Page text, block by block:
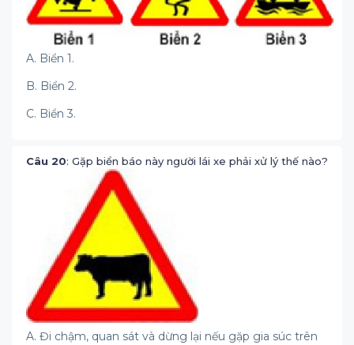
A. Biển 1.
B. Biển 2.
C. Biển 3.
Câu 20: Gặp biển báo này người lái xe phải xử lý thế nào?
A. Đi chậm, quan sát và dừng lại nếu gặp gia súc trên